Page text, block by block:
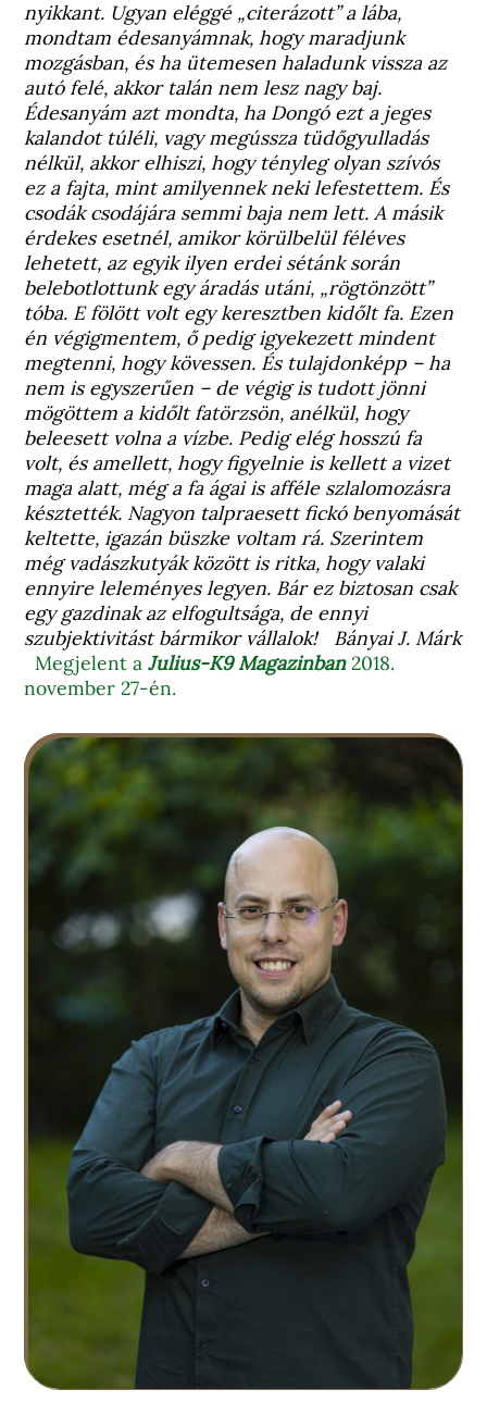
nyikkant. Ugyan eléggé „citerázott” a lába,
mondtam édesanyámnak, hogy maradjunk
mozgásban, és ha ütemesen haladunk vissza az
autó felé, akkor talán nem lesz nagy baj.
Édesanyám azt mondta, ha Dongó ezt a jeges
kalandot túléli, vagy megússza tüdőgyulladás
nélkül, akkor elhiszi, hogy tényleg olyan szívós
ez a fajta, mint amilyennek neki lefestettem. És
csodák csodájára semmi baja nem lett. A másik
érdekes esetnél, amikor körülbelül féléves
lehetett, az egyik ilyen erdei sétánk során
belebotlottunk egy áradás utáni, „rögtönzött”
tóba. E fölött volt egy keresztben kidőlt fa. Ezen
én végigmentem, ő pedig igyekezett mindent
megtenni, hogy kövessen. És tulajdonképp – ha
nem is egyszerűen – de végig is tudott jönni
mögöttem a kidőlt fatörzsön, anélkül, hogy
beleesett volna a vízbe. Pedig elég hosszú fa
volt, és amellett, hogy figyelnie is kellett a vizet
maga alatt, még a fa ágai is afféle szlalomozásra
késztették. Nagyon talpraesett fickó benyomását
keltette, igazán büszke voltam rá. Szerintem
még vadászkutyák között is ritka, hogy valaki
ennyire leleményes legyen. Bár ez biztosan csak
egy gazdinak az elfogultsága, de ennyi
szubjektivitást bármikor vállalok!
Bányai J. Márk
Megjelent aJulius-K9 Magazinban2018.
november 27-én.